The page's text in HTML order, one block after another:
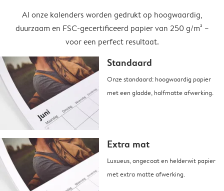
Al onze kalenders worden gedrukt op hoogwaardig,
duurzaam en FSC-gecertificeerd papier van 250 g/m² –
voor een perfect resultaat.
Standaard
Onze standaard: hoogwaardig papier
met een gladde, halfmatte afwerking.
Extra mat
Luxueus, ongecoat en helderwit papier
met extra matte afwerking.